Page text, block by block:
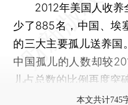
2012年美国人收养
少了885名，中国、埃
的三大主要孤儿送养国
中国孤儿的人数却较
儿占总数的比例再度突
本文共计745